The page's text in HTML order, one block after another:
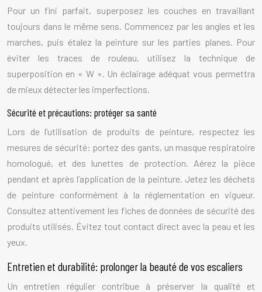
Pour un fini parfait, superposez les couches en travaillant
toujours dans le même sens. Commencez par les angles et les
marches, puis étalez la peinture sur les parties planes. Pour
éviter les traces de rouleau, utilisez la technique de
superposition en « W ». Un éclairage adéquat vous permettra
de mieux détecter les imperfections.
Sécurité et précautions: protéger sa santé
Lors de l’utilisation de produits de peinture, respectez les
mesures de sécurité: portez des gants, un masque respiratoire
homologué, et des lunettes de protection. Aérez la pièce
pendant et après l’application de la peinture. Jetez les déchets
de peinture conformément à la réglementation en vigueur.
Consultez attentivement les fiches de données de sécurité des
produits utilisés. Évitez tout contact direct avec la peau et les
yeux.
Entretien et durabilité: prolonger la beauté de vos escaliers
Un entretien régulier contribue à préserver la qualité et